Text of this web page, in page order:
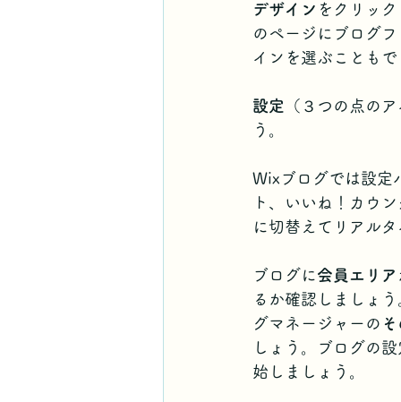
デザイン をクリッ
のページにブログ
インを選ぶことも
設定
（３つの点の
う。
Wixブログでは設定
ト、いいね！カウ
に切替えてリアル
ブログに 会員エリア
るか確認しましょ
グマネージャーの
しょう。ブログの
始しましょう。